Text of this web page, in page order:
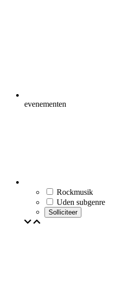
evenementen
Rockmusik
Uden subgenre
Solliciteer